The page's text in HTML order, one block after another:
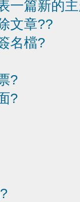
一篇新的
文章??
名檔?
?
?